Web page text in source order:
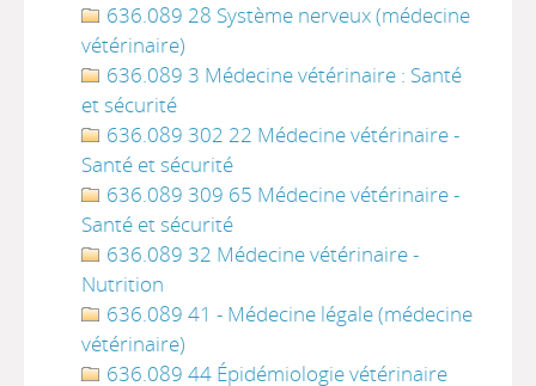
636.089 28 Système nerveux (médecine
vétérinaire)
636.089 3 Médecine vétérinaire : Santé
et sécurité
636.089 302 22 Médecine vétérinaire -
Santé et sécurité
636.089 309 65 Médecine vétérinaire -
Santé et sécurité
636.089 32 Médecine vétérinaire -
Nutrition
636.089 41 - Médecine légale (médecine
vétérinaire)
636.089 44 Épidémiologie vétérinaire